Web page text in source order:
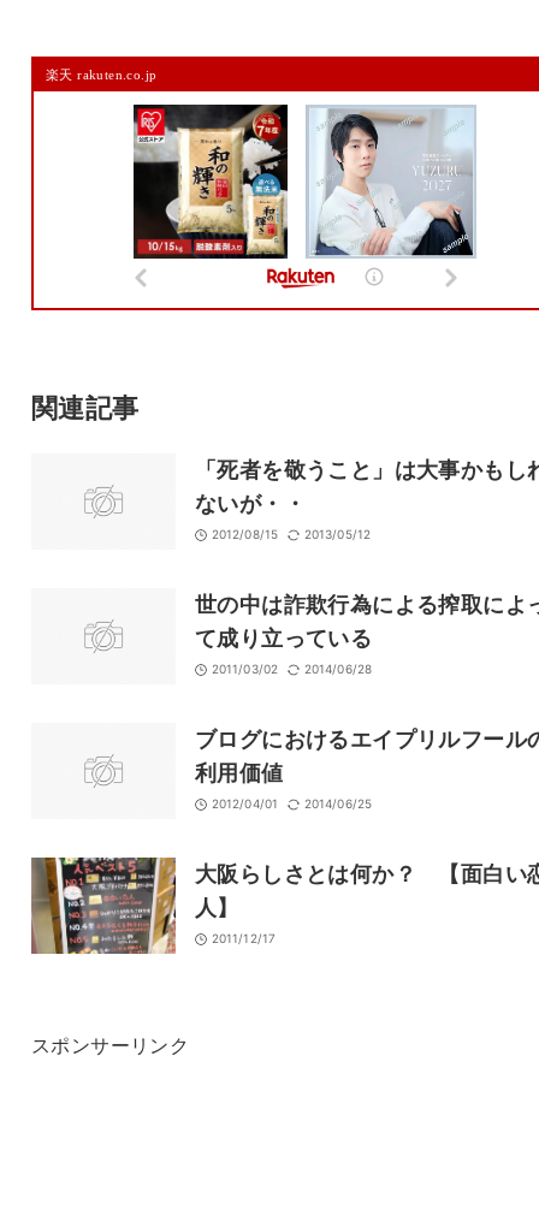
メールアドレスは公開されません。
また、コメント欄には、必ず日本語を含めてください（スパム対策）。
サイト
楽天 rakuten.co.jp
関連記事
「死者を敬うこと」は大事かもし
ないが・・
2012/08/15 2013/05/12
世の中は詐欺行為による搾取によ
て成り立っている
2011/03/02 2014/06/28
ブログにおけるエイプリルフール
利用価値
2012/04/01 2014/06/25
大阪らしさとは何か？ 【面白い
人】
2011/12/17
スポンサーリンク